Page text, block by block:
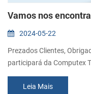
Vamos nos
2024-05-22
Prezados Clientes,
participará da Computex
impressoras térmicas
convidamos você a
Leia Mais